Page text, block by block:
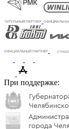
При поддержке: